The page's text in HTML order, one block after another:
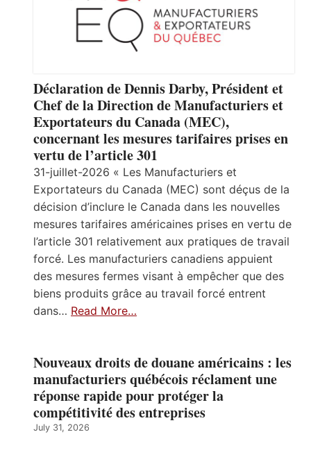
Déclaration de Dennis Darby, Président et
Chef de la Direction de Manufacturiers et
Exportateurs du Canada (MEC),
concernant les mesures tarifaires prises en
vertu de l’article 301
31-juillet-2026 « Les Manufacturiers et
Exportateurs du Canada (MEC) sont déçus de la
décision d’inclure le Canada dans les nouvelles
mesures tarifaires américaines prises en vertu de
l’article 301 relativement aux pratiques de travail
forcé. Les manufacturiers canadiens appuient
des mesures fermes visant à empêcher que des
biens produits grâce au travail forcé entrent
dans… Read More…
Nouveaux droits de douane américains : les
manufacturiers québécois réclament une
réponse rapide pour protéger la
compétitivité des entreprises
July 31, 2026